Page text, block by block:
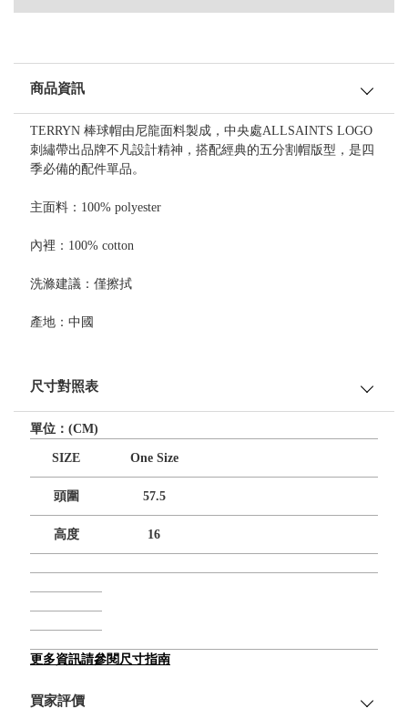
商品資訊
TERRYN 棒球帽由尼龍面料製成，中央處ALLSAINTS LOGO
刺繡帶出品牌不凡設計精神，搭配經典的五分割帽版型，是四
季必備的配件單品。
主面料：100% polyester
內裡：100% cotton
洗滌建議：僅擦拭
產地：中國
尺寸對照表
單位：(CM)
SIZE One Size
頭圍 57.5
高度 16
更多資訊請參閱尺寸指南
買家評價